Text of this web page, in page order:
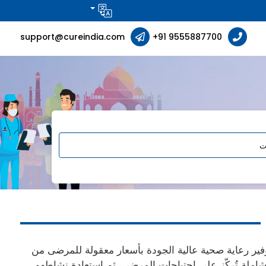
support@cureindia.com +91 9555887700
رعاية صحية عالية الجودة بأسعار معقولة للمرضى من